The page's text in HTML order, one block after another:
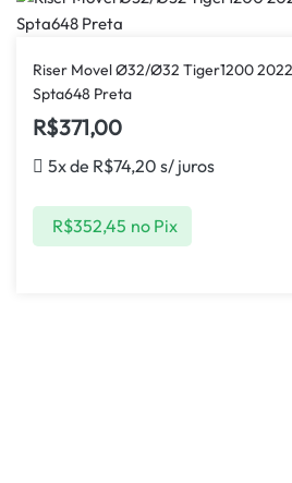
Riser Movel Ø32/Ø32 Tiger1200
Spta648 Preta
R$371,00
5x de R$74,20 s/ juros
R$352,45 no Pix